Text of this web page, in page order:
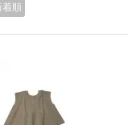
着順